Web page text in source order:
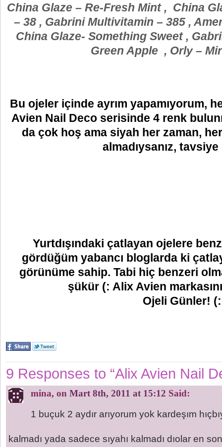
China Glaze – Re-Fresh Mint , China
– 38 , Gabrini Multivitamin – 385 ,
China Glaze- Something Sweet ,
Green Apple , Orly –
Bu ojeler içinde ayrım yapamıyorum,
Avien Nail Deco serisinde 4 renk
da çok hoş ama siyah her zaman,
almadıysanız,
Yurtdışındaki çatlayan ojelere
gördüğüm yabancı bloglarda ki
görünüme sahip. Tabi hiç benzeri
şükür (: Alix Avien
Ojeli Günler! (:
9 Responses to “Alix Avien Nail
mina, on Mart 8th, 2011 at 15:12 Said:
1 buçuk 2 aydır arıyorum yok kardeşım
kalmadı yada sadece sıyahı kalmadı dıolar en